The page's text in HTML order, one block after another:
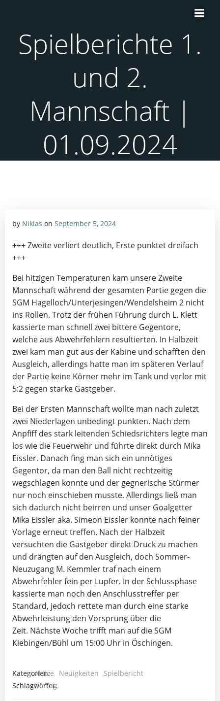
Spielberichte 1.
und 2.
Mannschaft |
01.09.2024
by Niklas on September 5, 2024
+++ Zweite verliert deutlich, Erste punktet dreifach
+++
Bei hitzigen Temperaturen kam unsere Zweite
Mannschaft während der gesamten Partie gegen die
SGM Hagelloch/Unterjesingen/Wendelsheim 2 nicht
ins Rollen. Trotz der frühen Führung durch L. Klett
kassierte man schnell zwei bittere Gegentore,
welche aus Abwehrfehlern resultierten. In Halbzeit
zwei kam man gut aus der Kabine und schafften den
Ausgleich, allerdings hatte man im späteren Verlauf
der Partie keine Körner mehr im Tank und verlor mit
5:2 gegen starke Gastgeber.
Bei der Ersten Mannschaft wollte man nach zuletzt
zwei Niederlagen unbedingt punkten. Nach dem
Anpfiff des stark leitenden Schiedsrichters legte man
los wie die Feuerwehr und führte direkt durch Mika
Eissler. Danach fing man sich ein unnötiges
Gegentor, da man den Ball nicht rechtzeitig
wegschlagen konnte und der gegnerische Stürmer
nur noch einschieben musste. Allerdings ließ man
sich dadurch nicht beirren und unser Goalgetter
Mika Eissler aka. Simeon Eissler konnte nach feiner
Vorlage erneut treffen. Nach der Halbzeit
versuchten die Gastgeber direkt Druck zu machen
und drängten auf den Ausgleich, doch Sommer-
Neuzugang M. Kemmler traf nach einem
Abwehrfehler fein per Lupfer. In der Schlussphase
kassierte man noch den Anschlusstreffer per
Standard, jedoch rettete man durch eine starke
Abwehrleistung den Vorsprung über die
Zeit. Nächste Woche trifft man auf die SGM
Kiebingen/Bühl um 15:00 Uhr in Öschingen.
Kategorien:
Aktive Neuigkeiten
Spielbericht
Schlagwörter:
No Tag